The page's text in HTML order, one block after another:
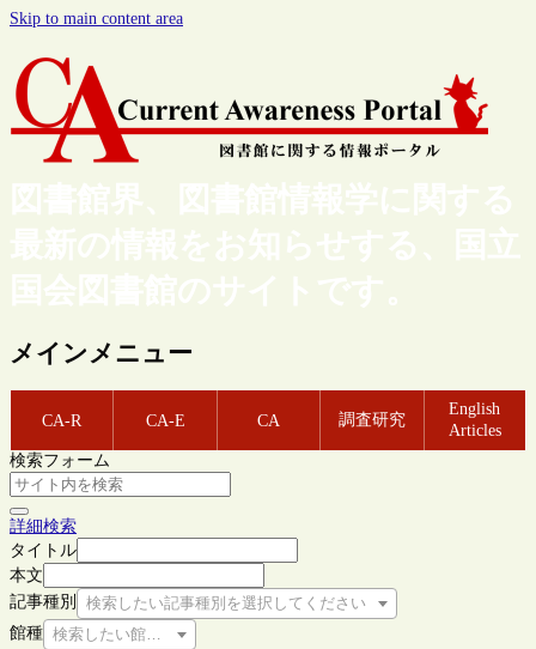
Skip to main content area
図書館界、図書館情報学に関する
最新の情報をお知らせする、国立
国会図書館のサイトです。
メインメニュー
CA-R CA-E CA 調査研究
English
Articles
検索フォーム
詳細検索
タイトル
本文
記事種別
検索したい記事種別を選択してください
館種 検索したい館種を選択してください